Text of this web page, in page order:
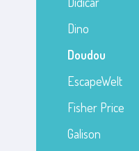
Dino
Doudou
EscapeWelt
Fisher Price
Galison